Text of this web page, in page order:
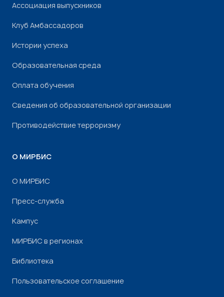
Ассоциация выпускников
Клуб Амбассадоров
Истории успеха
Образовательная среда
Оплата обучения
Сведения об образовательной организации
Противодействие терроризму
О МИРБИС
О МИРБИС
Пресс-служба
Кампус
МИРБИС в регионах
Библиотека
Пользовательское соглашение